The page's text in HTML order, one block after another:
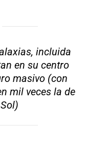
incluida
en su centro
masivo (con
mil veces la de